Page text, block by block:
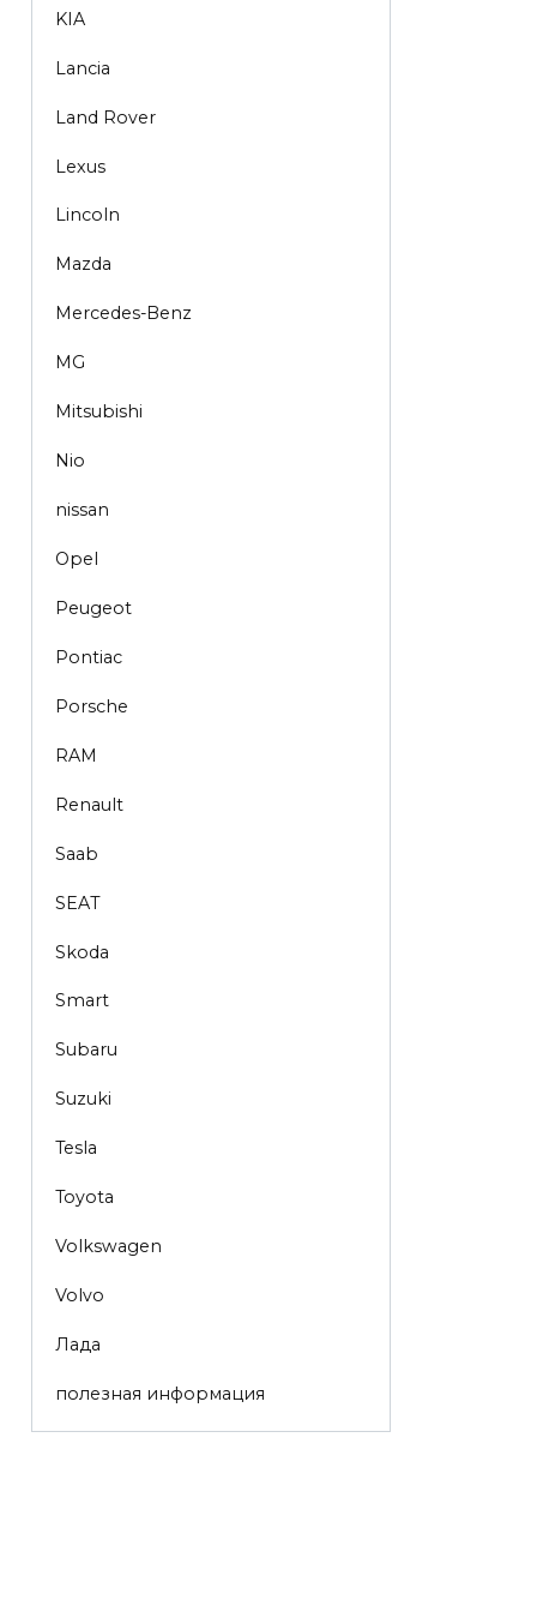
KIA
Lancia
Land Rover
Lexus
Lincoln
Mazda
Mercedes-Benz
MG
Mitsubishi
Nio
nissan
Opel
Peugeot
Pontiac
Porsche
RAM
Renault
Saab
SEAT
Skoda
Smart
Subaru
Suzuki
Tesla
Toyota
Volkswagen
Volvo
Лада
полезная информация